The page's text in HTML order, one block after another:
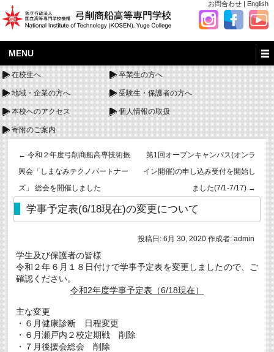
お問合わせ | English
MENU
在校生へ 卒業生の方へ
地域・企業の方へ 受験生・保護者の方へ
本校へのアクセス 個人情報の取扱
寄附のご案内
← 令和２年度弓削商船高専技術振
興会「しまなみテクノパートナー
ズ」 総会を開催しました
第1回オープンキャンパス(オンラ
イン開催)の申し込み受付を開始し
ました(7/1-7/17) →
学事予定表(6/18現在)の変更について
投稿日: 6月 30, 2020 作成者: admin
学生及び保護者の皆様
令和２年６月１８日付けで学事予定表を変更しましたので、ご
確認ください。
令和2年度学事予定表（6/18現在）
主な変更
・６月健康診断 日程変更
・６月瀬戸内２校定期戦 削除
・７月後援会総会 削除